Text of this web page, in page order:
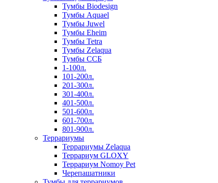
Тумбы Biodesign
Тумбы Aquael
Тумбы Juwel
Тумбы Eheim
Тумбы Tetra
Тумбы Zelaqua
Тумбы ССБ
1-100л.
101-200л.
201-300л.
301-400л.
401-500л.
501-600л.
601-700л.
801-900л.
Террариумы
Террариумы Zelaqua
Террариум GLOXY
Террариум Nomoy Pet
Черепашатники